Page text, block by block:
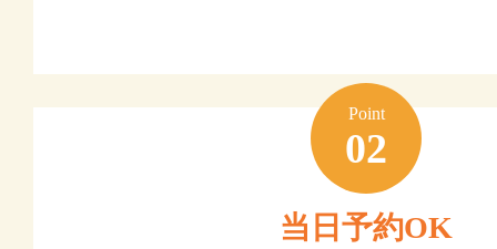
Point
02
当日予約OK